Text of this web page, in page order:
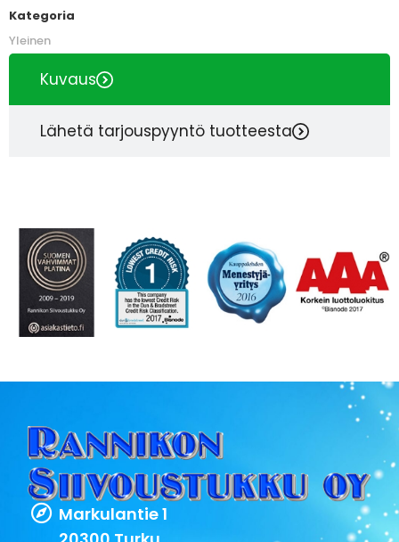
Kategoria
Yleinen
Kuvaus
Lähetä tarjouspyyntö tuotteesta
Markulantie 1